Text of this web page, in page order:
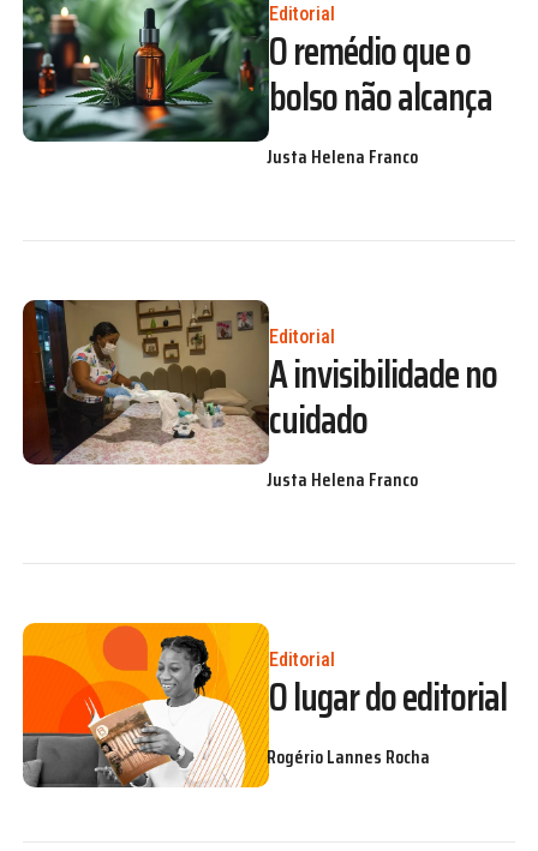
Editorial
O remédio que o
bolso não alcança
Justa Helena Franco
Editorial
A invisibilidade no
cuidado
Justa Helena Franco
Editorial
O lugar do editorial
Rogério Lannes Rocha